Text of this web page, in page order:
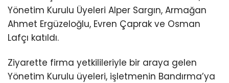
Yönetim Kurulu Üyeleri Alper Sargın, Armağan
Ahmet Ergüzeloğlu, Evren Çaprak ve Osman
Lafçı katıldı.
Ziyarette firma yetkilileriyle bir araya gelen
Yönetim Kurulu üyeleri, işletmenin Bandırma’ya